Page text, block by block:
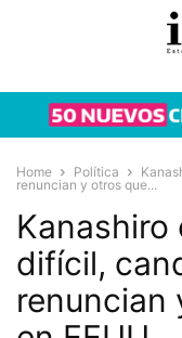
Home Política
renuncian y otros que...
Kanashiro
difícil,
renuncian